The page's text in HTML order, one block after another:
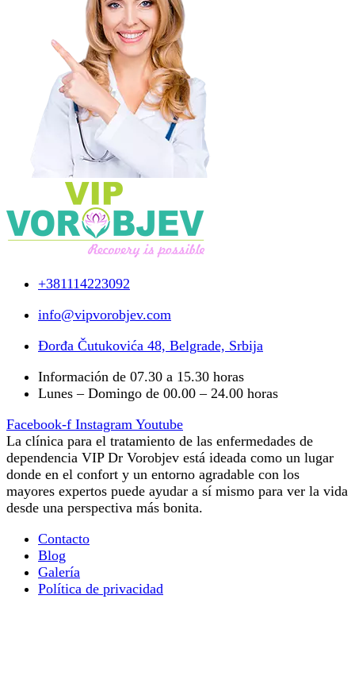
+381114223092
info@vipvorobjev.com
Đorđa Čutukovića 48, Belgrade, Srbija
Información de 07.30 a 15.30 horas
Lunes – Domingo de 00.00 – 24.00 horas
Facebook-f Instagram Youtube
La clínica para el tratamiento de las enfermedades de
dependencia VIP Dr Vorobjev está ideada como un lugar
donde en el confort y un entorno agradable con los
mayores expertos puede ayudar a sí mismo para ver la vida
desde una perspectiva más bonita.
Contacto
Blog
Galería
Política de privacidad